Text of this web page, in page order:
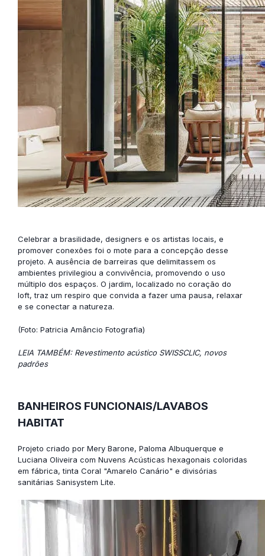
Celebrar a brasilidade, designers e os artistas locais, e
promover conexões foi o mote para a concepção desse
projeto. A ausência de barreiras que delimitassem os
ambientes privilegiou a convivência, promovendo o uso
múltiplo dos espaços. O jardim, localizado no coração do
loft, traz um respiro que convida a fazer uma pausa, relaxar
e se conectar a natureza.
(Foto: Patricia Amâncio Fotografia)
LEIA TAMBÉM: Revestimento acústico SWISSCLIC, novos
padrões
BANHEIROS FUNCIONAIS/LAVABOS
HABITAT
Projeto criado por Mery Barone, Paloma Albuquerque e
Luciana Oliveira com Nuvens Acústicas hexagonais coloridas
em fábrica, tinta Coral "Amarelo Canário" e divisórias
sanitárias Sanisystem Lite.